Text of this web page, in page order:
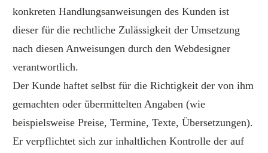
konkreten Handlungsanweisungen des Kunden ist
dieser für die rechtliche Zulässigkeit der Umsetzung
nach diesen Anweisungen durch den Webdesigner
verantwortlich.
Der Kunde haftet selbst für die Richtigkeit der von ihm
gemachten oder übermittelten Angaben (wie
beispielsweise Preise, Termine, Texte, Übersetzungen).
Er verpflichtet sich zur inhaltlichen Kontrolle der auf